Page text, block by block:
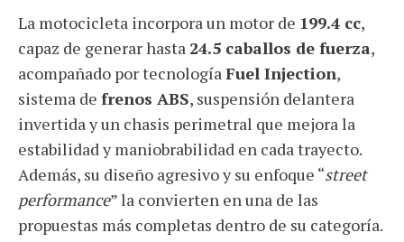
La motocicleta incorpora un motor de 199.4 cc,
capaz de generar hasta 24.5 caballos de fuerza,
acompañado por tecnologíaFuel Injection,
sistema de frenos ABS, suspensión delantera
invertida y un chasis perimetral que mejora la
estabilidad y maniobrabilidad en cada trayecto.
Además, su diseño agresivo y su enfoque “street
performance” la convierten en una de las
propuestas más completas dentro de su categoría.